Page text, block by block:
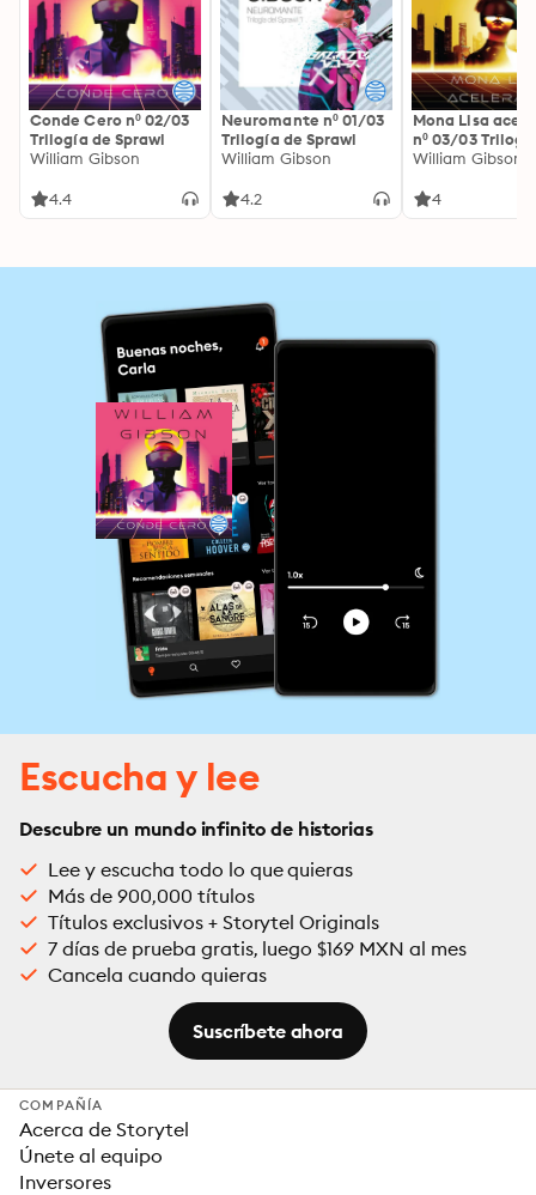
Conde Cero nº 02/03
Trilogía de Sprawl
William Gibson
4.4
Neuromante nº 01/03
Trilogía de Sprawl
William Gibson
4.2
Mona Lisa
nº 03/03
Sprawl
William Gibson
4
Escucha y lee
Descubre un mundo infinito de historias
Lee y escucha todo lo que quieras
Más de 900,000 títulos
Títulos exclusivos + Storytel Originals
7 días de prueba gratis, luego $169 MXN al mes
Cancela cuando quieras
Suscríbete ahora
COMPAÑÍA
Acerca de Storytel
Únete al equipo
Inversores